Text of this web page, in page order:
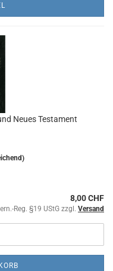
Neues Testament
8,00 CHF
Reg. §19 UStG zzgl. Versand